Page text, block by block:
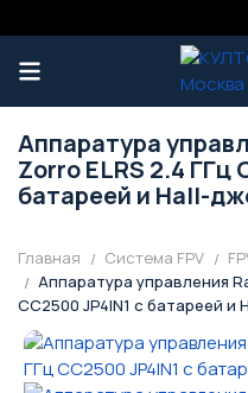
Аппаратура
Zorro ELRS 2.4 ГГц
батареей и Hall-
Главная Система FPV
Аппаратура управления
CC2500 JP4IN1 с батареей и